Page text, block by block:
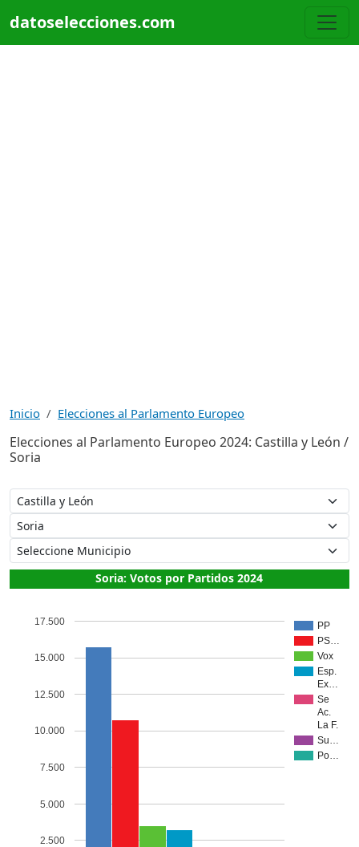
datoselecciones.com
Inicio Elecciones al Parlamento Europeo
Elecciones al Parlamento Europeo 2024: Castilla y León /
Soria
Soria: Votos por Partidos 2024
PP
PS…
Vox
Esp.
Ex…
Se
Ac.
La F.
Su…
Po…
2.500
5.000
7.500
10.000
12.500
15.000
17.500